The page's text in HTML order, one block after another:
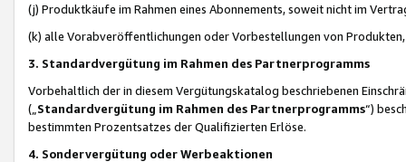
(j) Produktkäufe im Rahmen eines Abonnements, soweit nicht im
(k) alle Vorabveröffentlichungen oder Vorbestellungen von
3. Standardvergütung im Rahmen des Partnerprogramms
Vorbehaltlich der in diesem Vergütungskatalog beschriebenen
(„ Standardvergütung im Rahmen des Partnerprogramms“)
bestimmten Prozentsatzes der Qualifizierten Erlöse.
4. Sondervergütung oder Werbeaktionen